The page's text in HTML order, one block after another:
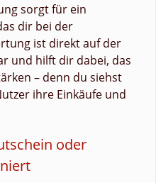
sorgt für ein
dir bei der
ist direkt auf der
und hilft dir dabei, das
– denn du siehst
ihre Einkäufe und
oder